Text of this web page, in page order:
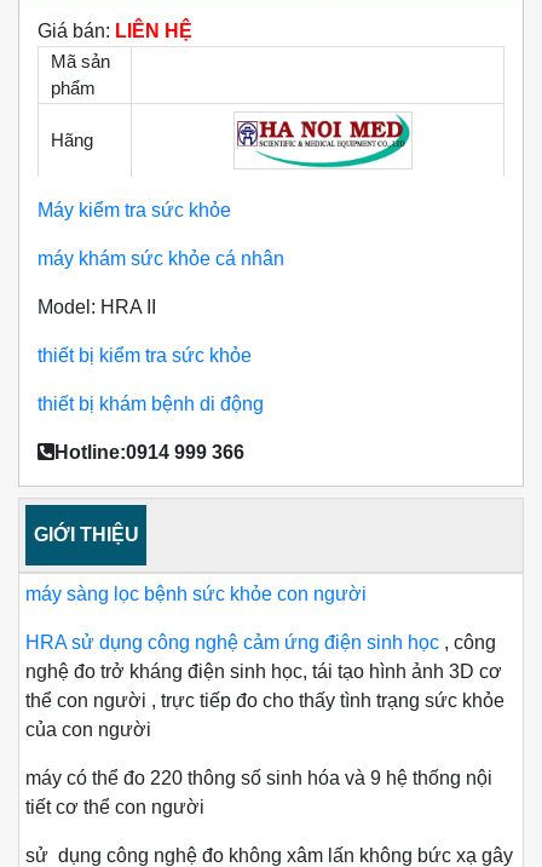
Giá bán: LIÊN HỆ
Mã sản
phẩm
Hãng
Máy kiểm tra sức khỏe
máy khám sức khỏe cá nhân
Model: HRA II
thiết bị kiểm tra sức khỏe
thiết bị khám bệnh di động
Hotline:0914 999 366
GIỚI THIỆU
máy sàng lọc bệnh sức khỏe con người
HRA sử dụng công nghệ cảm ứng điện sinh học , công
nghệ đo trở kháng điện sinh học, tái tạo hình ảnh 3D cơ
thể con người , trực tiếp đo cho thấy tình trạng sức khỏe
của con người
máy có thể đo 220 thông số sinh hóa và 9 hệ thống nội
tiết cơ thể con người
sử dụng công nghệ đo không xâm lấn không bức xạ gây